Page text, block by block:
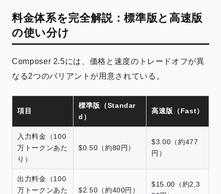
料金体系を完全解説：標準版と高速版
の使い分け
Composer 2.5には、価格と速度のトレードオフが異
なる2つのバリアントが用意されている。
項目
標準版（Standar
d）
高速版（Fast）
入力料金（100
万トークンあた
り）
$0.50（約80円）
$3.00（約477
円）
出力料金（100
万トークンあた
$2.50（約400円）
$15.00（約2,3